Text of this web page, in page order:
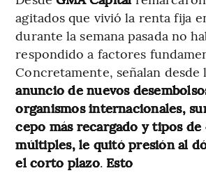
agitados que vivió la renta fija
durante la semana pasada no
respondido a factores
Concretamente, señalan
anuncio de nuevos
organismos internacionales,
cepo más recargado y tipos de
múltiples, le quitó presión al
el corto plazo.Esto